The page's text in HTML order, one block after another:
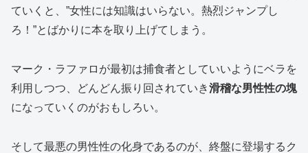
ていくと、”女性には知識はいらない。熱烈ジャンプし
ろ！”とばかりに本を取り上げてしまう。
マーク・ラファロが最初は捕食者としていいようにベラを
利用しつつ、どんどん振り回されていき滑稽な男性性の塊
になっていくのがおもしろい。
そして最悪の男性性の化身であるのが、終盤に登場するク